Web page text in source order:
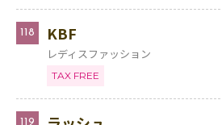
118 KBF
レディスファッション
TAX FREE
119